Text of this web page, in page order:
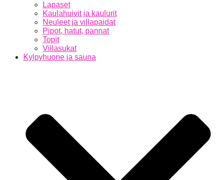
Lapaset
Kaulahuivit ja kaulurit
Neuleet ja villapaidat
Pipot, hatut, pannat
Topit
Villasukat
Kylpyhuone ja sauna